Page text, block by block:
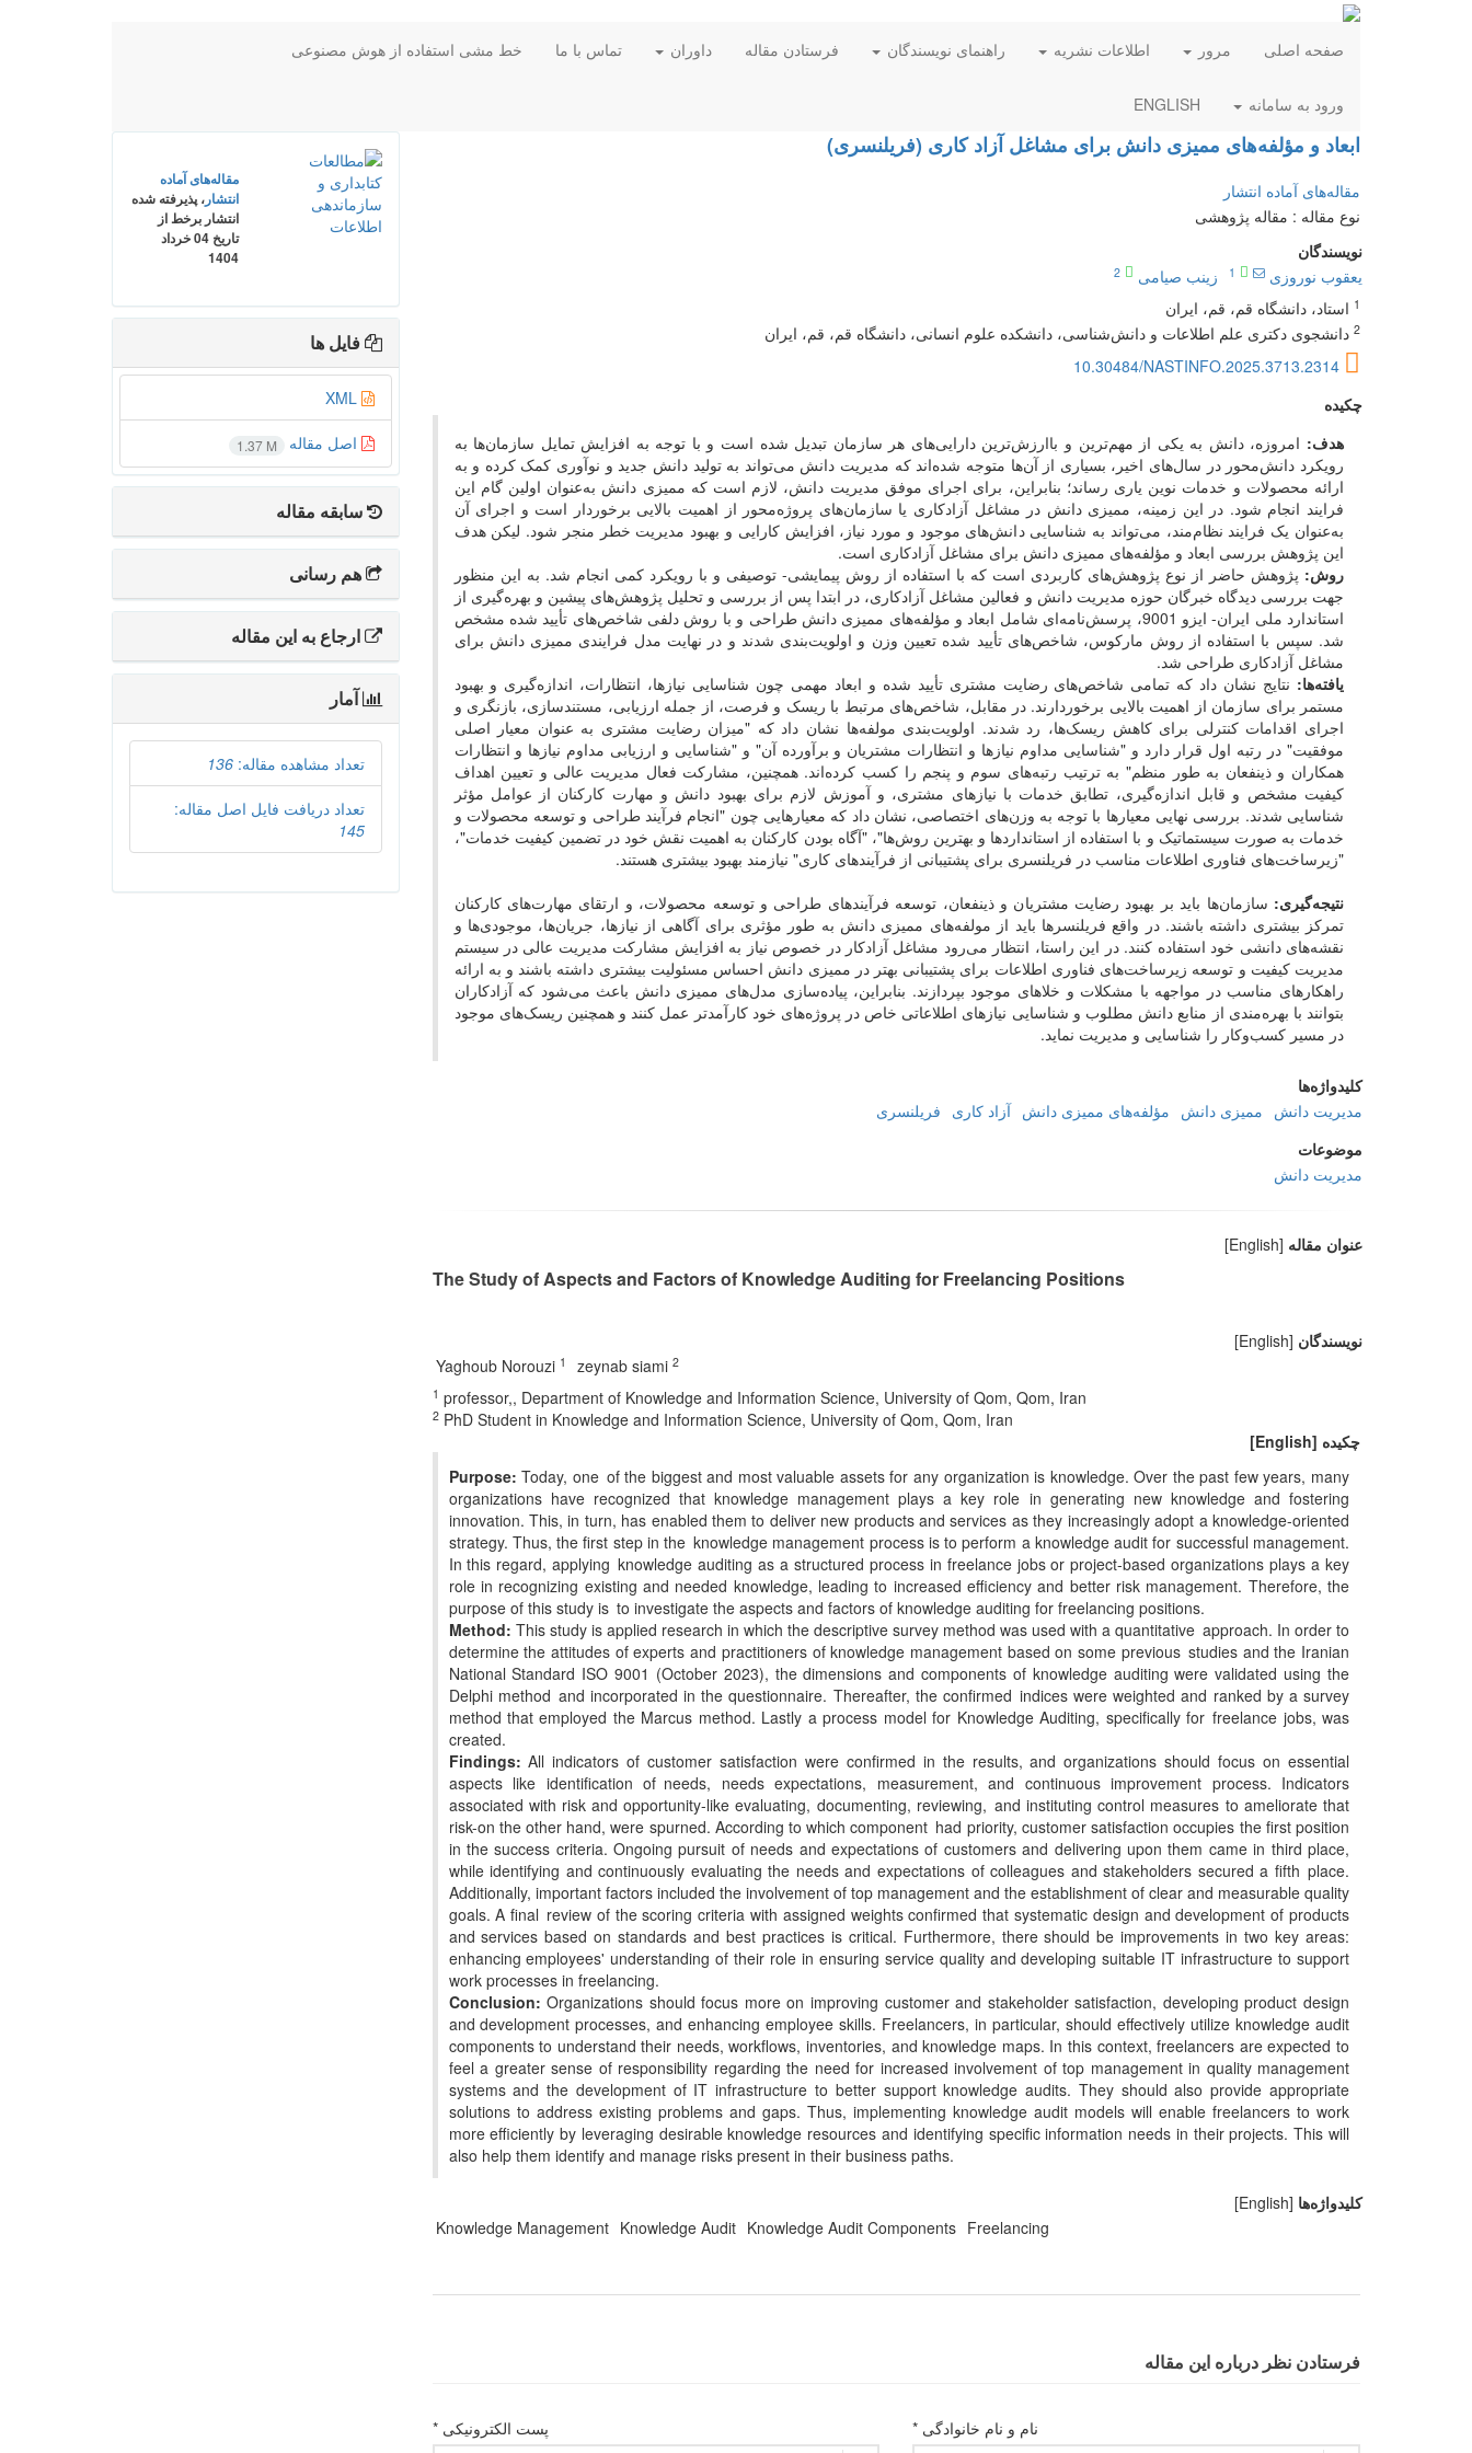
صفحه اصلی مرور اطلاعات نشریه راهنمای نویسندگان فرستادن مقاله داوران تماس با ما خط مشی استفاده از هوش مصنوعی
ورود به سامانه ENGLISH
ابعاد و مؤلفه‌های ممیزی دانش برای مشاغل آزاد کاری (فریلنسری)
مقاله‌های آماده انتشار
نوع مقاله : مقاله پژوهشی
نویسندگان
یعقوب نوروزی
1 زینب صیامی
2
1 استاد، دانشگاه قم، قم، ایران
2 دانشجوی دکتری علم اطلاعات و دانش‌شناسی، دانشکده علوم انسانی، دانشگاه قم، قم، ایران
10.30484/NASTINFO.2025.3713.2314
چکیده
هدف: امروزه، دانش به یکی از مهم‌ترین و باارزش‌ترین دارایی‌های هر سازمان تبدیل شده است و با توجه به افزایش تمایل سازمان‌ها به
رویکرد دانش‌محور در سال‌های اخیر، بسیاری از آن‌ها متوجه شده‌اند که مدیریت دانش می‌تواند به تولید دانش جدید و نوآوری کمک کرده و به
ارائه محصولات و خدمات نوین یاری رساند؛ بنابراین، برای اجرای موفق مدیریت دانش، لازم است که ممیزی دانش به‌عنوان اولین گام این
فرایند انجام شود. در این زمینه، ممیزی دانش در مشاغل آزادکاری یا سازمان‌های پروژه‌محور از اهمیت بالایی برخوردار است و اجرای آن
به‌عنوان یک فرایند نظام‌مند، می‌تواند به شناسایی دانش‌های موجود و مورد نیاز، افزایش کارایی و بهبود مدیریت خطر منجر شود. لیکن هدف
این پژوهش بررسی ابعاد و مؤلفه‌های ممیزی دانش برای مشاغل آزادکاری است.
روش: پژوهش حاضر از نوع پژوهش‌های کاربردی است که با استفاده از روش پیمایشی- توصیفی و با رویکرد کمی انجام شد. به این منظور
جهت بررسی دیدگاه خبرگان حوزه مدیریت دانش و فعالین مشاغل آزادکاری، در ابتدا پس از بررسی و تحلیل پژوهش‌های پیشین و بهره‌گیری از
استاندارد ملی ایران- ایزو 9001، پرسش‌نامه‌ای شامل ابعاد و مؤلفه‌های ممیزی دانش
طراحی و با روش دلفی شاخص‌های تأیید شده مشخص
شد. سپس با استفاده از روش مارکوس، شاخص‌های تأیید شده تعیین وزن و اولویت‌بندی شدند و در نهایت مدل فرایندی ممیزی دانش برای
مشاغل آزادکاری طراحی شد.
یافته‌ها: نتایج نشان داد که تمامی شاخص‌های رضایت مشتری تأیید شده و ابعاد مهمی چون شناسایی نیازها، انتظارات، اندازه‌گیری و بهبود
مستمر برای سازمان از اهمیت بالایی برخوردارند. در مقابل، شاخص‌های مرتبط با ریسک و فرصت، از جمله ارزیابی، مستندسازی، بازنگری و
اجرای اقدامات کنترلی برای کاهش ریسک‌ها، رد شدند. اولویت‌بندی مولفه‌ها نشان داد که "میزان رضایت مشتری به عنوان معیار اصلی
موفقیت" در رتبه اول قرار دارد و "شناسایی مداوم نیازها و انتظارات مشتریان و برآورده آن" و "شناسایی و ارزیابی مداوم نیازها و انتظارات
همکاران و ذینفعان به طور منظم" به ترتیب رتبه‌های سوم و پنجم را کسب کرده‌اند. همچنین، مشارکت فعال مدیریت عالی و تعیین اهداف
کیفیت مشخص و قابل اندازه‌گیری، تطابق خدمات با نیازهای مشتری، و آموزش لازم برای بهبود دانش و مهارت کارکنان از عوامل مؤثر
شناسایی شدند. بررسی نهایی معیارها با توجه به وزن‌های اختصاصی، نشان داد که معیارهایی چون "انجام فرآیند طراحی و توسعه محصولات و
خدمات به صورت سیستماتیک و با استفاده از استانداردها و بهترین روش‌ها"، "آگاه بودن کارکنان به اهمیت نقش خود در تضمین کیفیت خدمات"،
"زیرساخت‌های فناوری اطلاعات مناسب در فریلنسری برای پشتیبانی از فرآیندهای کاری" نیازمند بهبود بیشتری هستند.
نتیجه‌گیری: سازمان‌ها باید بر بهبود رضایت مشتریان و ذینفعان، توسعه فرآیندهای طراحی و توسعه محصولات، و ارتقای مهارت‌های کارکنان
تمرکز بیشتری داشته باشند. در واقع فریلنسرها باید از مولفه‌های ممیزی دانش به طور مؤثری برای آگاهی از نیازها، جریان‌ها، موجودی‌ها و
نقشه‌های دانشی خود استفاده کنند. در این راستا، انتظار می‌رود مشاغل آزادکار در خصوص نیاز به افزایش مشارکت مدیریت عالی در سیستم
مدیریت کیفیت و توسعه زیرساخت‌های فناوری اطلاعات برای پشتیبانی بهتر در ممیزی دانش احساس مسئولیت بیشتری داشته باشند و به ارائه
راهکارهای مناسب در مواجهه با مشکلات و خلاهای موجود بپردازند. بنابراین، پیاده‌سازی مدل‌های ممیزی دانش باعث می‌شود که آزادکاران
بتوانند با بهره‌مندی از منابع دانش مطلوب و شناسایی نیازهای اطلاعاتی خاص در پروژه‌های خود کارآمدتر عمل کنند و همچنین ریسک‌های موجود
در مسیر کسب‌وکار را شناسایی و مدیریت نماید.
کلیدواژه‌ها
مدیریت دانش ممیزی دانش مؤلفه‌های ممیزی دانش آزاد کاری فریلنسری
موضوعات
مدیریت دانش
عنوان مقاله [English]
The Study of Aspects and Factors of Knowledge Auditing for Freelancing Positions
نویسندگان [English]
Yaghoub Norouzi 1 zeynab siami 2
1 professor,, Department of Knowledge and Information Science, University of Qom, Qom, Iran
2PhD Student in Knowledge and Information Science, University of Qom, Qom, Iran
چکیده [English]
Purpose:Today, one of the biggest and most valuable assets for any organization is knowledge. Over the past few years, many
organizations have recognized that knowledge management plays a key role in generating new knowledge and fostering
innovation. This, in turn, has enabled them to deliver new products and services as they increasingly adopt a knowledge-oriented
strategy. Thus, the first step in the knowledge management process is to perform a knowledge audit for successful management.
In this regard, applying knowledge auditing as a structured process in freelance jobs or project-based organizations plays a key
role in recognizing existing and needed knowledge, leading to increased efficiency and better risk management. Therefore, the
purpose of this study is to investigate the aspects and factors of knowledge auditing for freelancing positions.
Method: This study is applied research in which the descriptive survey method was used with a quantitative approach. In order to
determine the attitudes of experts and practitioners of knowledge management based on some previous studies and the Iranian
National Standard ISO 9001 (October 2023), the dimensions and components of knowledge auditing were validated using the
Delphi method and incorporated in the questionnaire. Thereafter, the confirmed indices were weighted and ranked by a survey
method that employed the Marcus method. Lastly a process model for Knowledge Auditing, specifically for freelance jobs, was
created.
Findings:All indicators of customer satisfaction were confirmed in the results, and organizations should focus on essential
aspects like identification of needs, needs expectations, measurement, and continuous improvement process. Indicators
associated with risk and opportunity-like evaluating, documenting, reviewing, and instituting control measures to ameliorate that
risk-on the other hand, were spurned. According to which component had priority, customer satisfaction occupies the first position
in the success criteria. Ongoing pursuit of needs and expectations of customers and delivering upon them came in third place,
while identifying and continuously evaluating the needs and expectations of colleagues and stakeholders secured a fifth place.
Additionally, important factors included the involvement of top management and the establishment of clear and measurable quality
goals. A final review of the scoring criteria with assigned weights confirmed that systematic design and development of products
and services based on standards and best practices is critical. Furthermore, there should be improvements in two key areas:
enhancing employees' understanding of their role in ensuring service quality and developing suitable IT infrastructure to support
work processes in freelancing.
Conclusion:Organizations should focus more on improving customer and stakeholder satisfaction, developing product design
and development processes, and enhancing employee skills. Freelancers, in particular, should effectively utilize knowledge audit
components to understand their needs, workflows, inventories, and knowledge maps. In this context, freelancers are expected to
feel a greater sense of responsibility regarding the need for increased involvement of top management in quality management
systems and the development of IT infrastructure to better support knowledge audits. They should also provide appropriate
solutions to address existing problems and gaps. Thus, implementing knowledge audit models will enable freelancers to work
more efficiently by leveraging desirable knowledge resources and identifying specific information needs in their projects. This will
also help them identify and manage risks present in their business paths.
کلیدواژه‌ها [English]
Knowledge Management Knowledge Audit Knowledge Audit Components Freelancing
فرستادن نظر درباره این مقاله
نام و نام خانوادگی * پست الکترونیکی *
مقاله‌های آماده
انتشار، پذیرفته شده
انتشار برخط از
تاریخ 04 خرداد
1404
فایل ها
XML
اصل مقاله 1.37 M
سابقه مقاله
هم رسانی
ارجاع به این مقاله
آمار
تعداد مشاهده مقاله:136
تعداد دریافت فایل اصل مقاله:
145